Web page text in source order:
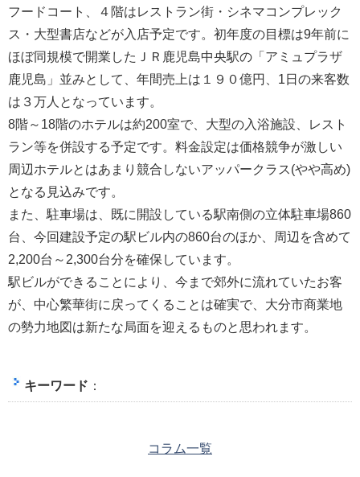
フードコート、４階はレストラン街・シネマコンプレック
ス・大型書店などが入店予定です。初年度の目標は9年前に
ほぼ同規模で開業したＪＲ鹿児島中央駅の「アミュプラザ
鹿児島」並みとして、年間売上は１９０億円、1日の来客数
は３万人となっています。
8階～18階のホテルは約200室で、大型の入浴施設、レスト
ラン等を併設する予定です。料金設定は価格競争が激しい
周辺ホテルとはあまり競合しないアッパークラス(やや高め)
となる見込みです。
また、駐車場は、既に開設している駅南側の立体駐車場860
台、今回建設予定の駅ビル内の860台のほか、周辺を含めて
2,200台～2,300台分を確保しています。
駅ビルができることにより、今まで郊外に流れていたお客
が、中心繁華街に戻ってくることは確実で、大分市商業地
の勢力地図は新たな局面を迎えるものと思われます。
キーワード ：
コラム一覧